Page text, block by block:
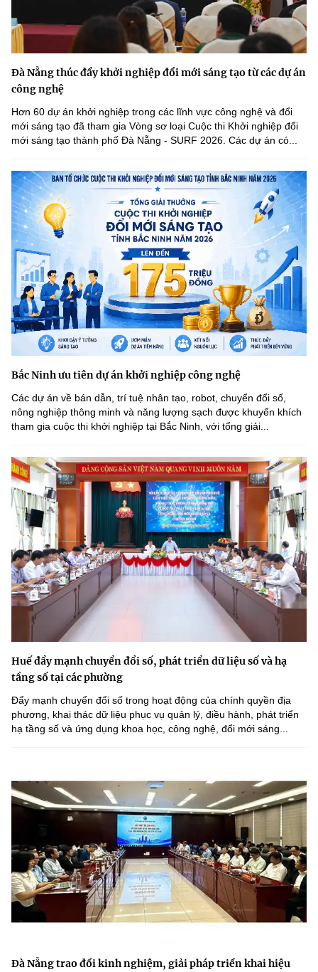
Đà Nẵng thúc đẩy khởi nghiệp đổi mới sáng tạo từ các dự án
công nghệ
Hơn 60 dự án khởi nghiệp trong các lĩnh vực công nghệ và đổi
mới sáng tạo đã tham gia Vòng sơ loại Cuộc thi Khởi nghiệp đổi
mới sáng tạo thành phố Đà Nẵng - SURF 2026. Các dự án có...
Bắc Ninh ưu tiên dự án khởi nghiệp công nghệ
Các dự án về bán dẫn, trí tuệ nhân tạo, robot, chuyển đổi số,
nông nghiệp thông minh và năng lượng sạch được khuyến khích
tham gia cuộc thi khởi nghiệp tại Bắc Ninh, với tổng giải...
Huế đẩy mạnh chuyển đổi số, phát triển dữ liệu số và hạ
tầng số tại các phường
Đẩy mạnh chuyển đổi số trong hoạt động của chính quyền địa
phương, khai thác dữ liệu phục vụ quản lý, điều hành, phát triển
hạ tầng số và ứng dụng khoa học, công nghệ, đổi mới sáng...
Đà Nẵng trao đổi kinh nghiệm, giải pháp triển khai hiệu